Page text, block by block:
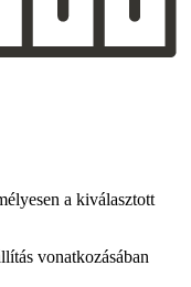
a kiválasztott
vonatkozásában